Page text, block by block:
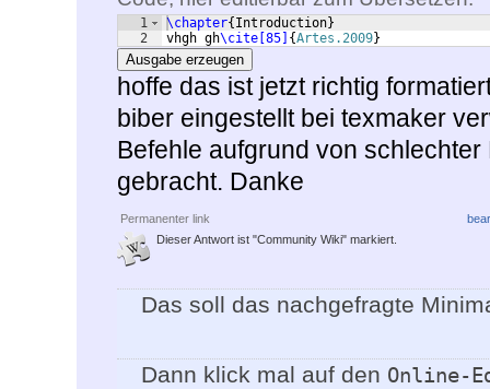
1
2
\chapter{ Introduction}
vhgh gh\cite[85] {Artes.2009}
Ausgabe erzeugen
hoffe das ist jetzt richtig
biber eingestellt bei texmaker
Befehle aufgrund von
gebracht. Danke
Permanenter link
Dieser Antwort ist "Community Wiki" markiert.
Das soll das nachgefragte
Dann klick mal auf den Online-